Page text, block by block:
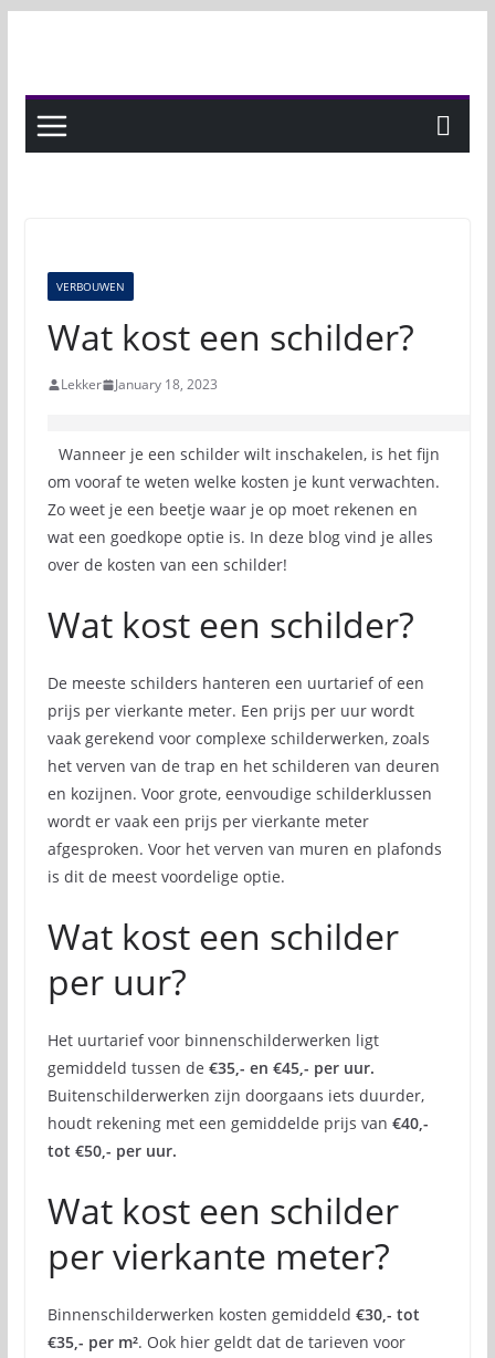
VERBOUWEN
Wat kost een schilder?
Lekker January 18, 2023
Wanneer je een schilder wilt inschakelen, is het fijn
om vooraf te weten welke kosten je kunt verwachten.
Zo weet je een beetje waar je op moet rekenen en
wat een goedkope optie is. In deze blog vind je alles
over de kosten van een schilder!
Wat kost een schilder?
De meeste schilders hanteren een uurtarief of een
prijs per vierkante meter. Een prijs per uur wordt
vaak gerekend voor complexe schilderwerken, zoals
het verven van de trap en het schilderen van deuren
en kozijnen. Voor grote, eenvoudige schilderklussen
wordt er vaak een prijs per vierkante meter
afgesproken. Voor het verven van muren en plafonds
is dit de meest voordelige optie.
Wat kost een schilder
per uur?
Het uurtarief voor binnenschilderwerken ligt
gemiddeld tussen de €35,- en €45,- per uur.
Buitenschilderwerken zijn doorgaans iets duurder,
houdt rekening met een gemiddelde prijs van €40,-
tot €50,- per uur.
Wat kost een schilder
per vierkante meter?
Binnenschilderwerken kosten gemiddeld €30,- tot
€35,- per m². Ook hier geldt dat de tarieven voor